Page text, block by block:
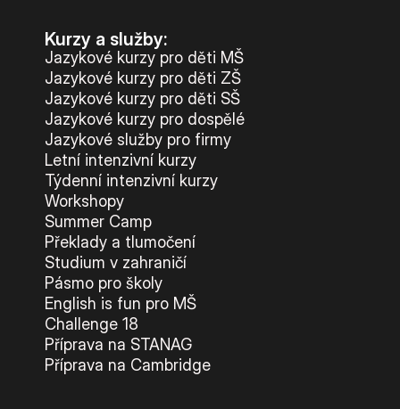
Kurzy a služby:
Jazykové kurzy pro děti MŠ
Jazykové kurzy pro děti ZŠ
Jazykové kurzy pro děti SŠ
Jazykové kurzy pro dospělé
Jazykové služby pro firmy
Letní intenzivní kurzy
Týdenní intenzivní kurzy
Workshopy
Summer Camp
Překlady a tlumočení
Studium v zahraničí
Pásmo pro školy
English is fun pro MŠ
Challenge 18
Příprava na STANAG
Příprava na Cambridge